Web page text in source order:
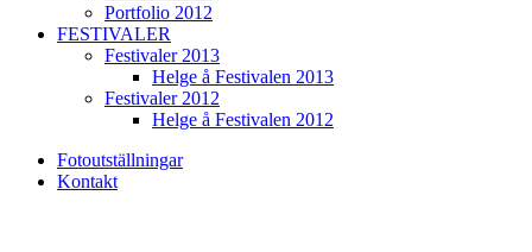
Portfolio 2012
FESTIVALER
Festivaler 2013
Helge å Festivalen 2013
Festivaler 2012
Helge å Festivalen 2012
Fotoutställningar
Kontakt